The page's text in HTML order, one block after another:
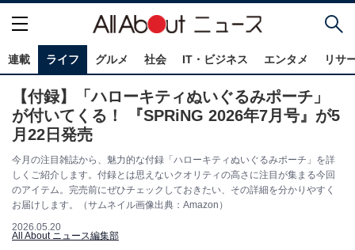
連載 ライフ グルメ 社会 IT・ビジネス エンタメ リサ
【付録】「ハローキティぬいぐるみポーチ」
が付いてくる！ 『SPRiNG 2026年7月号』が5
月22日発売
今月の注目雑誌から、魅力的な付録「ハローキティぬいぐるみポーチ」を詳
しくご紹介します。付録とは思えないクオリティの高さに注目が集まる今回
のアイテム。完売前にぜひチェックしておきたい、その詳細を分かりやすく
お届けします。（サムネイル画像出典：Amazon）
2026.05.20
All About ニュース編集部